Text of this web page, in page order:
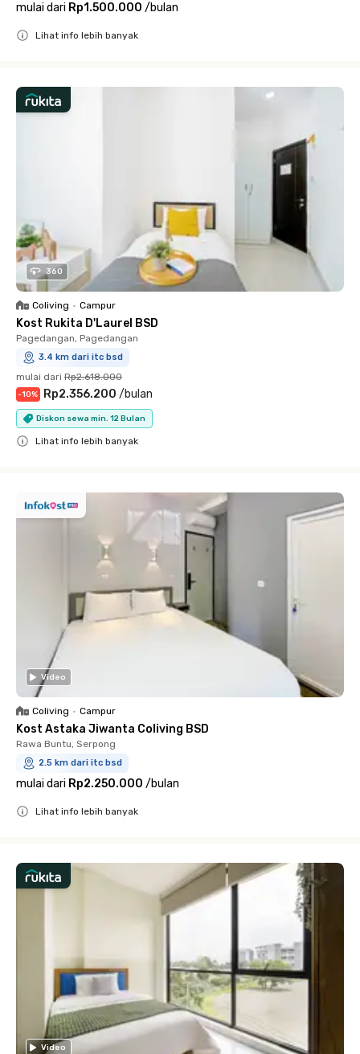
mulai dari Rp1.500.000 /bulan
Lihat info lebih banyak
360
Coliving • Campur
Kost Rukita D'Laurel BSD
Pagedangan, Pagedangan
3.4 km dari itc bsd
mulai dari Rp2.618.000
-10% Rp2.356.200 /bulan
Diskon sewa min. 12 Bulan
Lihat info lebih banyak
Video
Coliving • Campur
Kost Astaka Jiwanta Coliving BSD
Rawa Buntu, Serpong
2.5 km dari itc bsd
mulai dari Rp2.250.000 /bulan
Lihat info lebih banyak
Video